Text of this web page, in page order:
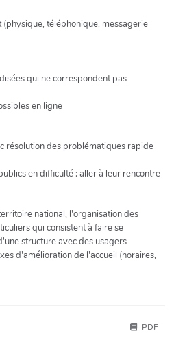
téléphonique, messagerie
qui ne correspondent pas
en ligne
résolution des problématiques rapide
en difficulté : aller à leur rencontre
national, l'organisation des
qui consistent à faire se
structure avec des usagers
d'amélioration de l'accueil (horaires,
PDF